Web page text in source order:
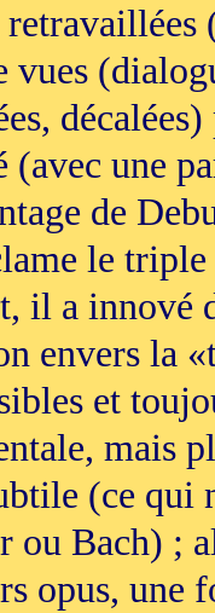
vues
une
de
le triple
il a innové
envers la
et
mais
(ce qui
ou Bach) ;
opus, une